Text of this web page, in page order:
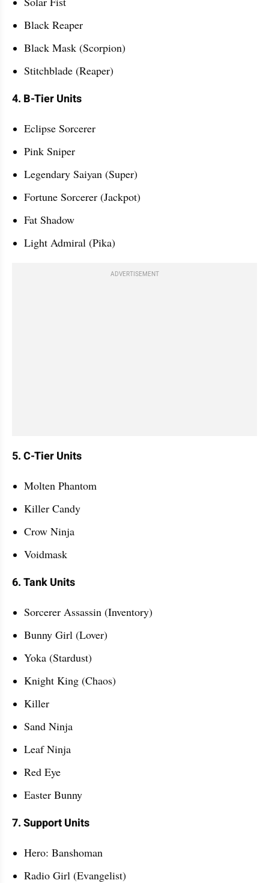
Black Reaper
Black Mask (Scorpion)
Stitchblade (Reaper)
4. B-Tier Units
Eclipse Sorcerer
Pink Sniper
Legendary Saiyan (Super)
Fortune Sorcerer (Jackpot)
Fat Shadow
Light Admiral (Pika)
ADVERTISEMENT
5. C-Tier Units
Molten Phantom
Killer Candy
Crow Ninja
Voidmask
6. Tank Units
Sorcerer Assassin (Inventory)
Bunny Girl (Lover)
Yoka (Stardust)
Knight King (Chaos)
Killer
Sand Ninja
Leaf Ninja
Red Eye
Easter Bunny
7. Support Units
Hero: Banshoman
Radio Girl (Evangelist)